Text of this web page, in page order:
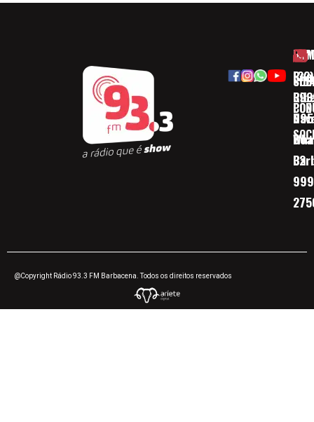
(32)
32
@Copyright Rádio 93.3 FM Barbacena. Todos os direitos reservados